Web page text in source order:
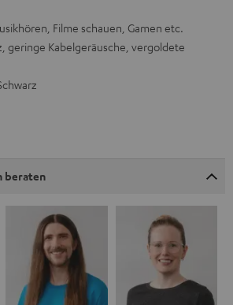
Filme schauen, Gamen etc.
geringe Kabelgeräusche, vergoldete
beraten